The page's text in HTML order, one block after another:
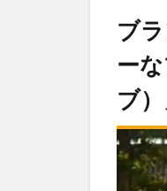
ブ
ー
ブ